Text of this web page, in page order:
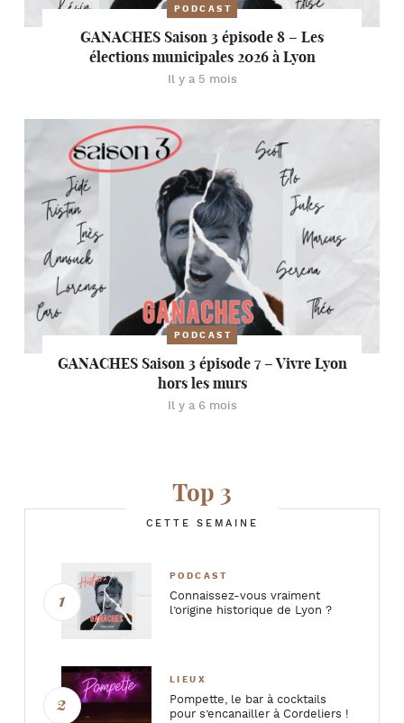
PODCAST
GANACHES Saison 3 épisode 8 – Les
élections municipales 2026 à Lyon
Il y a 5 mois
PODCAST
GANACHES Saison 3 épisode 7 – Vivre Lyon
hors les murs
Il y a 6 mois
Top 3
CETTE SEMAINE
PODCAST
Connaissez-vous vraiment
l’origine historique de Lyon ?
LIEUX
Pompette, le bar à cocktails
pour s’encanailler à Cordeliers !